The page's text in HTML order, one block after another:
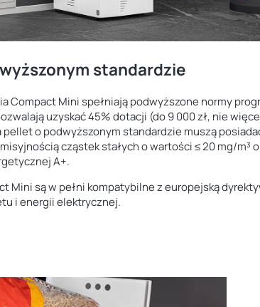
standardzie
Compact Mini spełniają podwyższone normy
uzyskać 45% dotacji (do 9 000 zł, nie
pellet o podwyższonym standardzie muszą
cząstek stałych o wartości ≤ 20 mg/m³
A+.
Mini są w pełni kompatybilne z europejską
i energii elektrycznej.